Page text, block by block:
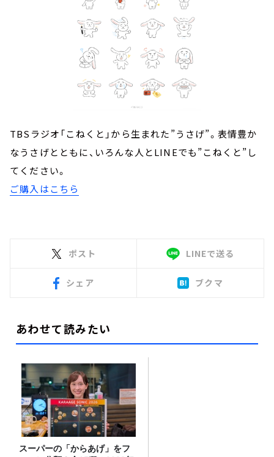
TBSラジオ「こねくと」から生まれた”うさげ”。表情豊か
なうさげとともに、いろんな人とLINEでも”こねくと”し
てください。
ご購入はこちら
ポスト LINEで送る
シェア ブクマ
あわせて読みたい
スーパーの「からあげ」をフ